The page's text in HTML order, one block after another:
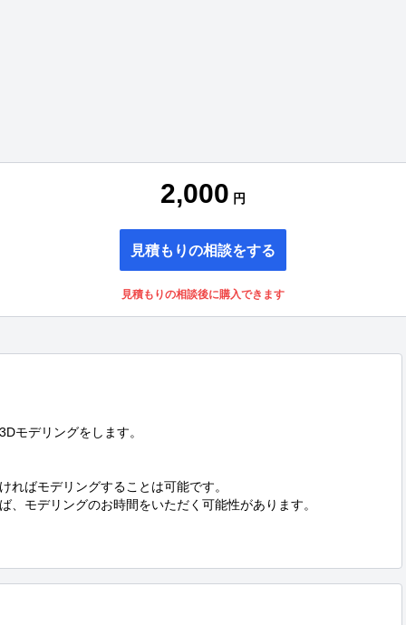
2,000 円
見積もりの相談をする
見積もりの相談後に購入できます
モデリングをします。
ればモデリングすることは可能です。
、モデリングのお時間をいただく可能性があります。